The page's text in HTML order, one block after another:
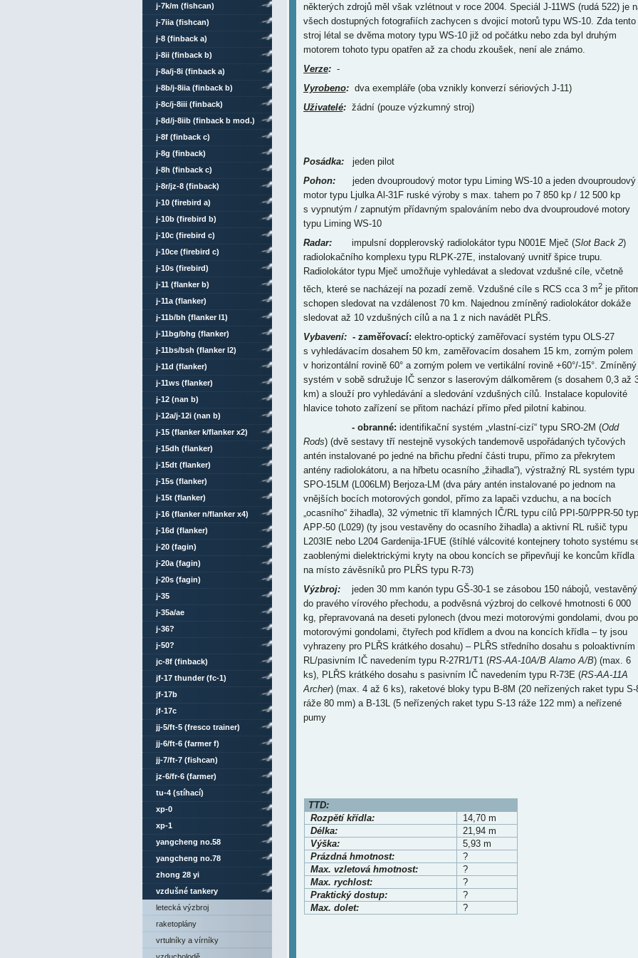
některých zdrojů měl však vzlétnout v roce 2004. Speciál J-11WS (rudá 522) je
všech dostupných fotografiích zachycen s dvojicí motorů typu WS-10. Zda tento
stroj létal se dvěma motory typu WS-10 již od počátku nebo zda byl druhým
motorem tohoto typu opatřen až za chodu zkoušek, není ale známo.
Verze:-
Vyrobeno:dva exempláře (oba vznikly konverzí sériových J-11)
Uživatelé:žádní (pouze výzkumný stroj)
Posádka:jeden pilot
Pohon:jeden dvouproudový motor typu Liming WS-10 a jeden dvouproudový
motor typu Ljulka Al-31F ruské výroby s max. tahem po 7 850 kp / 12 500 kp
s vypnutým / zapnutým přídavným spalováním nebo dva dvouproudové motory
typu Liming WS-10
Radar:impulsní dopplerovský radiolokátor typu N001E Mječ (Slot Back 2)
radiolokačního komplexu typu RLPK-27E, instalovaný uvnitř špice trupu.
Radiolokátor typu Mječ umožňuje vyhledávat a sledovat vzdušné cíle, včetně
těch, které se nacházejí na pozadí země. Vzdušné cíle s RCS cca 3 m2je
schopen sledovat na vzdálenost 70 km. Najednou zmíněný radiolokátor dokáže
sledovat až 10 vzdušných cílů a na 1 z nich navádět PLŘS.
Vybavení: - zaměřovací: elektro-optický zaměřovací systém typu OLS-27
s vyhledávacím dosahem 50 km, zaměřovacím dosahem 15 km, zorným polem
v horizontální rovině 60° a zorným polem ve vertikální rovině +60°/-15°. Zmíněný
systém v sobě sdružuje IČ senzor s laserovým dálkoměrem (s dosahem 0,3 až
km) a slouží pro vyhledávání a sledování vzdušných cílů. Instalace kopulovité
hlavice tohoto zařízení se přitom nachází přímo před pilotní kabinou.
- obranné: identifikační systém „vlastní-cizí“ typu SRO-2M (Odd
Rods) (dvě sestavy tří nestejně vysokých tandemově uspořádaných tyčových
antén instalované po jedné na břichu přední části trupu, přímo za překrytem
antény radiolokátoru, a na hřbetu ocasního „žihadla“), výstražný RL systém typu
SPO-15LM (L006LM) Berjoza-LM (dva páry antén instalované po jednom na
vnějších bocích motorových gondol, přímo za lapači vzduchu, a na bocích
„ocasního“ žihadla), 32 výmetnic tří klamných IČ/RL typu cílů PPI-50/PPR-50
APP-50 (L029) (ty jsou vestavěny do ocasního žihadla) a aktivní RL rušič typu
L203IE nebo L204 Gardenija-1FUE (štíhlé válcovité kontejnery tohoto systému
zaoblenými dielektrickými kryty na obou koncích se připevňují ke koncům křídla
na místo závěsníků pro PLŘS typu R-73)
Výzbroj:jeden 30 mm kanón typu GŠ-30-1 se zásobou 150 nábojů, vestavěný
do pravého vírového přechodu, a podvěsná výzbroj do celkové hmotnosti 6 000
kg, přepravovaná na deseti pylonech (dvou mezi motorovými gondolami, dvou
motorovými gondolami, čtyřech pod křídlem a dvou na koncích křídla – ty jsou
vyhrazeny pro PLŘS krátkého dosahu) – PLŘS středního dosahu s poloaktivním
RL/pasivním IČ navedením typu R-27R1/T1 (RS-AA-10A/B Alamo A/B) (max. 6
ks), PLŘS krátkého dosahu s pasivním IČ navedením typu R-73E (RS-AA-11A
Archer) (max. 4 až 6 ks), raketové bloky typu B-8M (20 neřízených raket typu S-
ráže 80 mm) a B-13L (5 neřízených raket typu S-13 ráže 122 mm) a neřízené
pumy
TTD:
Rozpětí křídla:
14,70 m
Délka:
21,94 m
Výška:
5,93 m
Prázdná hmotnost:
?
Max. vzletová hmotnost:
?
Max. rychlost:
?
Praktický dostup:
?
Max. dolet:
?
j-7k/m (fishcan)
j-7iia (fishcan)
j-8 (finback a)
j-8ii (finback b)
j-8a/j-8i (finback a)
j-8b/j-8iia (finback b)
j-8c/j-8iii (finback)
j-8d/j-8iib (finback b mod.)
j-8f (finback c)
j-8g (finback)
j-8h (finback c)
j-8r/jz-8 (finback)
j-10 (firebird a)
j-10b (firebird b)
j-10c (firebird c)
j-10ce (firebird c)
j-10s (firebird)
j-11 (flanker b)
j-11a (flanker)
j-11b/bh (flanker l1)
j-11bg/bhg (flanker)
j-11bs/bsh (flanker l2)
j-11d (flanker)
j-11ws (flanker)
j-12 (nan b)
j-12a/j-12i (nan b)
j-15 (flanker k/flanker x2)
j-15dh (flanker)
j-15dt (flanker)
j-15s (flanker)
j-15t (flanker)
j-16 (flanker n/flanker x4)
j-16d (flanker)
j-20 (fagin)
j-20a (fagin)
j-20s (fagin)
j-35
j-35a/ae
j-36?
j-50?
jc-8f (finback)
jf-17 thunder (fc-1)
jf-17b
jf-17c
jj-5/ft-5 (fresco trainer)
jj-6/ft-6 (farmer f)
jj-7/ft-7 (fishcan)
jz-6/fr-6 (farmer)
tu-4 (stíhací)
xp-0
xp-1
yangcheng no.58
yangcheng no.78
zhong 28 yi
vzdušné tankery
letecká výzbroj
raketoplány
vrtulníky a vírníky